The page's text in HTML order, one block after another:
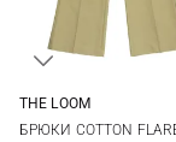
THE LOOM
БРЮКИ COTTON